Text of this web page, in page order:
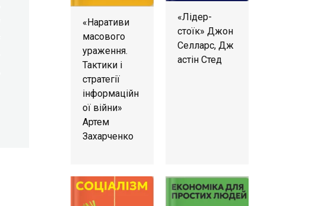
«Наративи
масового
ураження.
Тактики і
стратегії
інформаційн
ої війни»
Артем
Захарченко
«Лідер-
стоїк» Джон
Селларс, Дж
астін Стед